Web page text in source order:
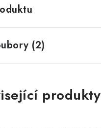
(2)
produkty